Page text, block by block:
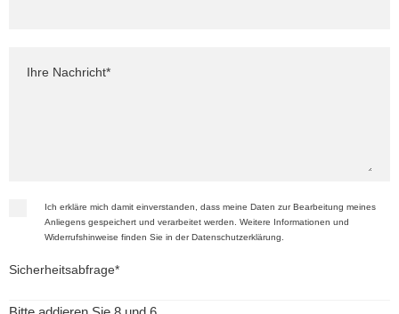
Pflichtfeld
Ihre Nachricht*
Pflichtfeld
Ich erkläre mich damit einverstanden, dass meine Daten zur Bearbeitung meines
Anliegens gespeichert und verarbeitet werden. Weitere Informationen und
Widerrufshinweise finden Sie in derDatenschutzerklärung
Pflichtfeld
Sicherheitsabfrage*